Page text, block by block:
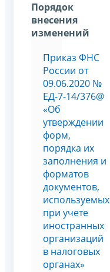
Порядок
внесения
изменений
Приказ ФНС
России от
09.06.2020 №
ЕД-7-14/376@
«Об
утверждении
форм,
порядка их
заполнения и
форматов
документов,
используемых
при учете
иностранных
организаций
в налоговых
органах»